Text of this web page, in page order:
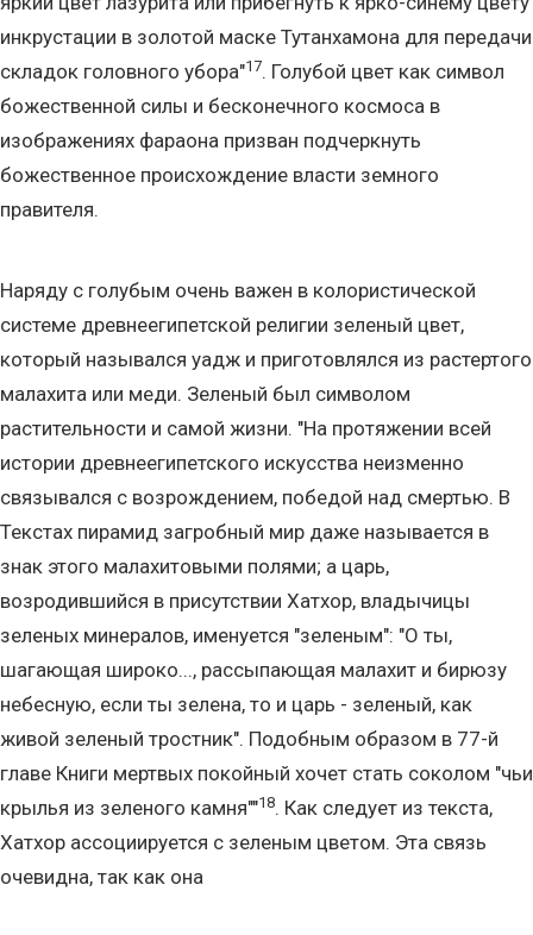
инкрустации в золотой маске Тутанхамона для передачи
складок головного убора"17. Голубой цвет как символ
божественной силы и бесконечного космоса в
изображениях фараона призван подчеркнуть
божественное происхождение власти земного
правителя.
Наряду с голубым очень важен в колористической
системе древнеегипетской религии зеленый цвет,
который назывался уадж и приготовлялся из растертого
малахита или меди. Зеленый был символом
растительности и самой жизни. "На протяжении всей
истории древнеегипетского искусства неизменно
связывался с возрождением, победой над смертью. В
Текстах пирамид загробный мир даже называется в
знак этого малахитовыми полями; а царь,
возродившийся в присутствии Хатхор, владычицы
зеленых минералов, именуется "зеленым": "О ты,
шагающая широко..., рассыпающая малахит и бирюзу
небесную, если ты зелена, то и царь - зеленый, как
живой зеленый тростник". Подобным образом в 77-й
главе Книги мертвых покойный хочет стать соколом "чьи
крылья из зеленого камня""18. Как следует из текста,
Хатхор ассоциируется с зеленым цветом. Эта связь
очевидна, так как она